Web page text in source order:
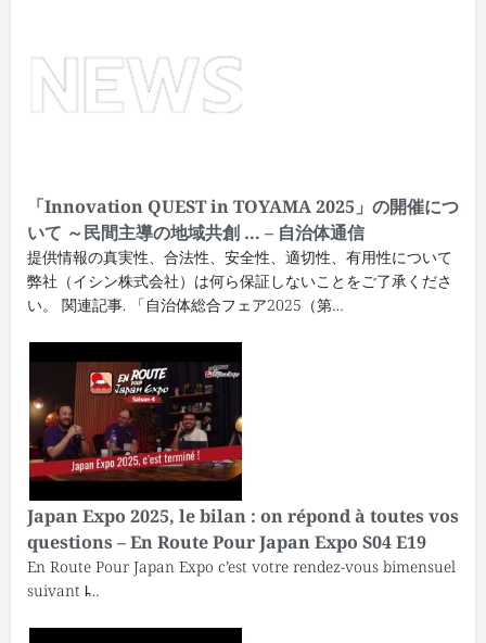
「Innovation QUEST in TOYAMA 2025」の開催につ
いて ～民間主導の地域共創 … – 自治体通信
提供情報の真実性、合法性、安全性、適切性、有用性について
弊社（イシン株式会社）は何ら保証しないことをご了承くださ
い。 関連記事. 「自治体総合フェア2025（第…
Japan Expo 2025, le bilan : on répond à toutes vos
questions – En Route Pour Japan Expo S04 E19
En Route Pour Japan Expo c’est votre rendez-vous bimensuel
suivant l̵…